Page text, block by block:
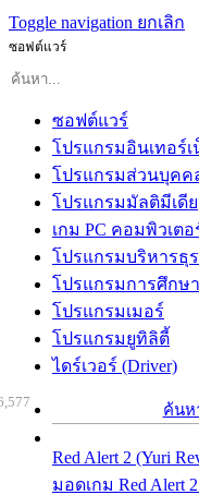
Toggle navigation ยกเลิก
ซอฟต์แวร์
ซอฟต์แวร์
โปรแกรมอินเทอร์เ
โปรแกรมส่วนบุคค
โปรแกรมมัลติมีเดีย
เกม PC คอมพิวเตอ
โปรแกรมบริหารธุ
โปรแกรมการศึกษา
โปรแกรมเมอร์
โปรแกรมยูทิลิตี้
ไดร์เวอร์ (Driver)
ค้นห
Red Alert 2 (Yuri
มอดเกม Red Alert 2